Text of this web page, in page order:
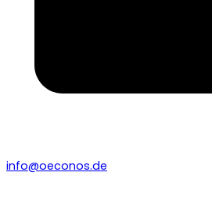
info@oeconos.de